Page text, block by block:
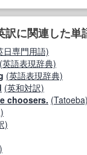
訳に関連した
日専門用語)
(英語表現辞典)
(英語表現辞典)
(英和対訳)
choosers. (Tatoeba)
)